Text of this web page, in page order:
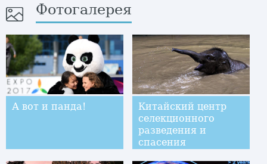
Фотогалерея
А вот и панда!
Китайский центр
селекционного
разведения и
спасения